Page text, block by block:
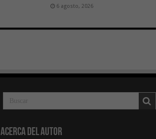
6 agosto, 2026
Acerca del Autor